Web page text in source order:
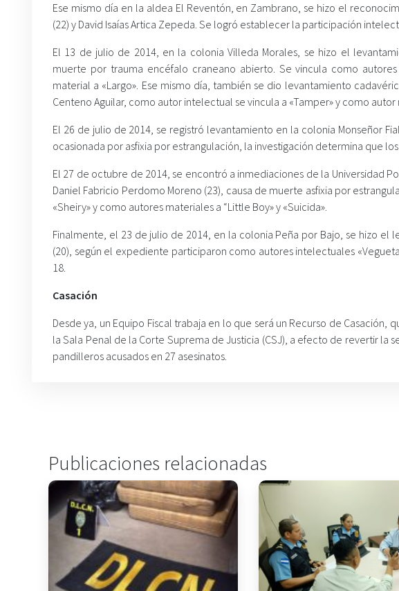
Ese mismo día en la aldea El Reventón, en Zambrano, se hizo el
(22) y David Isaías Artica Zepeda. Se logró establecer la participación
El 13 de julio de 2014, en la colonia Villeda Morales, se hizo el
muerte por trauma encéfalo craneano abierto. Se vincula como
material a «Largo». Ese mismo día, también se dio levantamiento
Centeno Aguilar, como autor intelectual se vincula a «Tamper» y como
El 26 de julio de 2014, se registró levantamiento en la colonia Monseñor
ocasionada por asfixia por estrangulación, la investigación determina que
El 27 de octubre de 2014, se encontró a inmediaciones de la Universidad
Daniel Fabricio Perdomo Moreno (23), causa de muerte asfixia por
«Sheiry» y como autores materiales a “Little Boy» y «Suicida».
Finalmente, el 23 de julio de 2014, en la colonia Peña por Bajo, se hizo el
(20), según el expediente participaron como autores intelectuales
18.
Casación
Desde ya, un Equipo Fiscal trabaja en lo que será un Recurso de
la Sala Penal de la Corte Suprema de Justicia (CSJ), a efecto de revertir la
pandilleros acusados en 27 asesinatos.
Publicaciones relacionadas